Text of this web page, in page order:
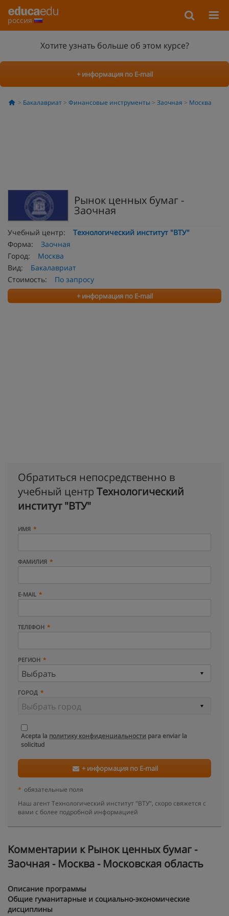
россия
Хотите узнать больше об этом курсе?
+ информация по E-mail
Бакалавриат Финансовые инструменты Заочная Москва
Рынок ценных бумаг -
Заочная
Учебный центр:
Технологический институт "ВТУ"
Форма:
Заочная
Город:
Москва
Вид:
Бакалавриат
Стоимость:
По запросу
+ информация по E-mail
Обратиться непосредственно в
учебный центр Технологический
институт "ВТУ"
ИМЯ
ФАМИЛИЯ
E-MAIL
ТЕЛЕФОН
РЕГИОН
ГОРОД
Acepta la политику конфиденциальности para enviar la
solicitud
+ информация по E-mail
* обязательные поля
Наш агент Технологический институт "ВТУ", скоро свяжется с
вами с более подробной информацией
Kомментарии к Рынок ценных бумаг -
Заочная - Москва - Московская область
Описание программы
Общие гуманитарные и социально-экономические
дисциплины